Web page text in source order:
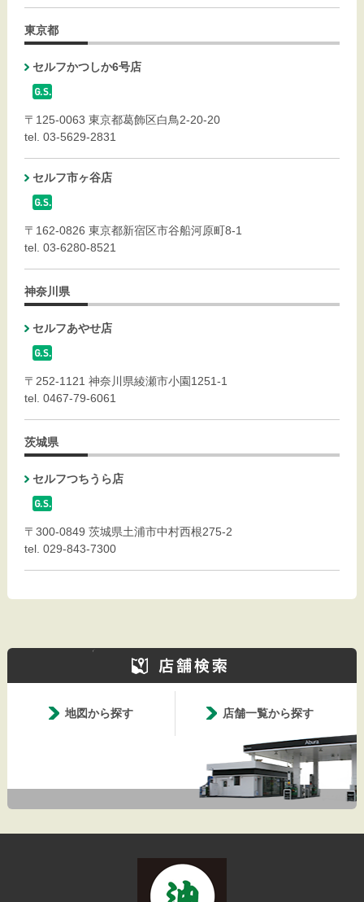
東京都
セルフかつしか6号店
〒125-0063 東京都葛飾区白鳥2-20-20
tel. 03-5629-2831
セルフ市ヶ谷店
〒162-0826 東京都新宿区市谷船河原町8-1
tel. 03-6280-8521
神奈川県
セルフあやせ店
〒252-1121 神奈川県綾瀬市小園1251-1
tel. 0467-79-6061
茨城県
セルフつちうら店
〒300-0849 茨城県土浦市中村西根275-2
tel. 029-843-7300
地図から探す 店舗一覧から探す